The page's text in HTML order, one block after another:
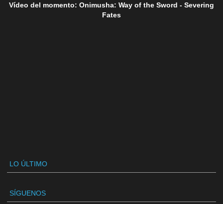
Vídeo del momento: Onimusha: Way of the Sword - Severing
Fates
LO ÚLTIMO
SÍGUENOS